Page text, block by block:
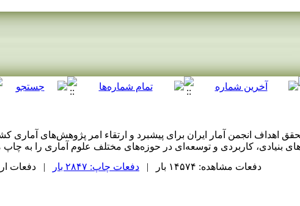
اهداف انجمن آمار ایران برای پیشبرد و ارتقاء امر پژوهش‌های
بنیادی، کاربردی و توسعه‌ای در حوزه‌های مختلف علوم آماری را به
دفعات مشاهده: ۱۴۵۷۴ بار |
دفعات چاپ: ۲۸۴۷ بار | دفعات ارسال